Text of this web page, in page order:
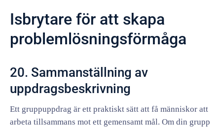
Isbrytare för att skapa
problemlösningsförmåga
20. Sammanställning av
uppdragsbeskrivning
Ett gruppuppdrag är ett praktiskt sätt att få människor att
arbeta tillsammans mot ett gemensamt mål. Om din grupp